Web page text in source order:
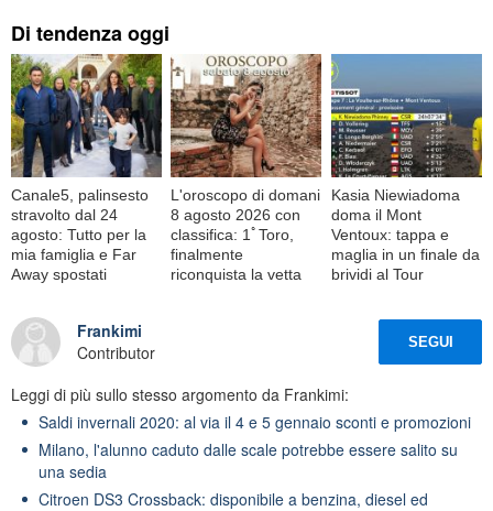
Di tendenza oggi
Canale5, palinsesto
stravolto dal 24
agosto: Tutto per la
mia famiglia e Far
Away spostati
L'oroscopo di domani
8 agosto 2026 con
classifica: 1ﾟToro,
finalmente
riconquista la vetta
Kasia Niewiadoma
doma il Mont
Ventoux: tappa e
maglia in un finale da
brividi al Tour
Frankimi
Contributor
SEGUI
Leggi di più sullo stesso argomento da Frankimi:
Saldi invernali 2020: al via il 4 e 5 gennaio sconti e promozioni
Milano, l'alunno caduto dalle scale potrebbe essere salito su
una sedia
Citroen DS3 Crossback: disponibile a benzina, diesel ed